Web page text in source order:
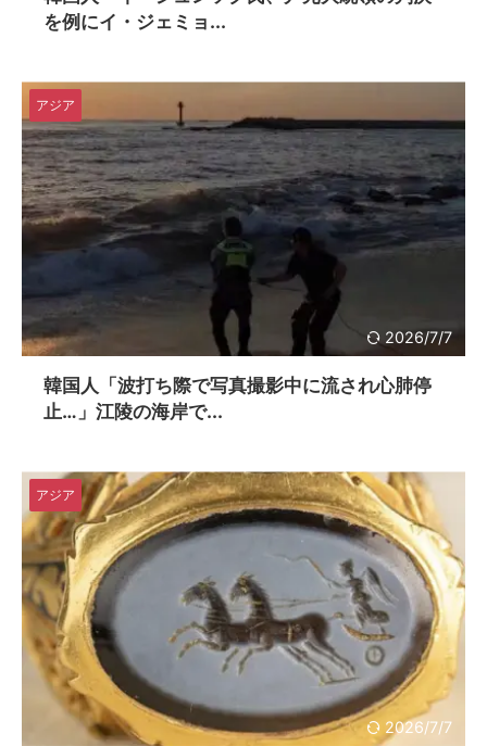
を例にイ・ジェミョ...
2026/7/7
アジア
韓国人「波打ち際で写真撮影中に流され心肺停
止…」江陵の海岸で...
2026/7/7
アジア